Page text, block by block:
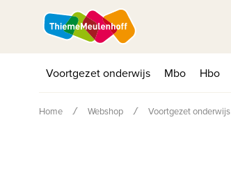
Voortgezet onderwijs Mbo Hbo
Home Webshop Voortgezet onderwijs